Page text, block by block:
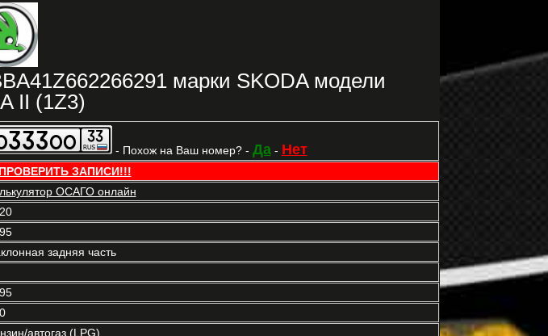
марки SKODA модели
II (1Z3)
- Похож на Ваш номер? - Да- Нет
ЗАПИСИ!!!
ОСАГО онлайн
задняя часть
автогаз (LPG)